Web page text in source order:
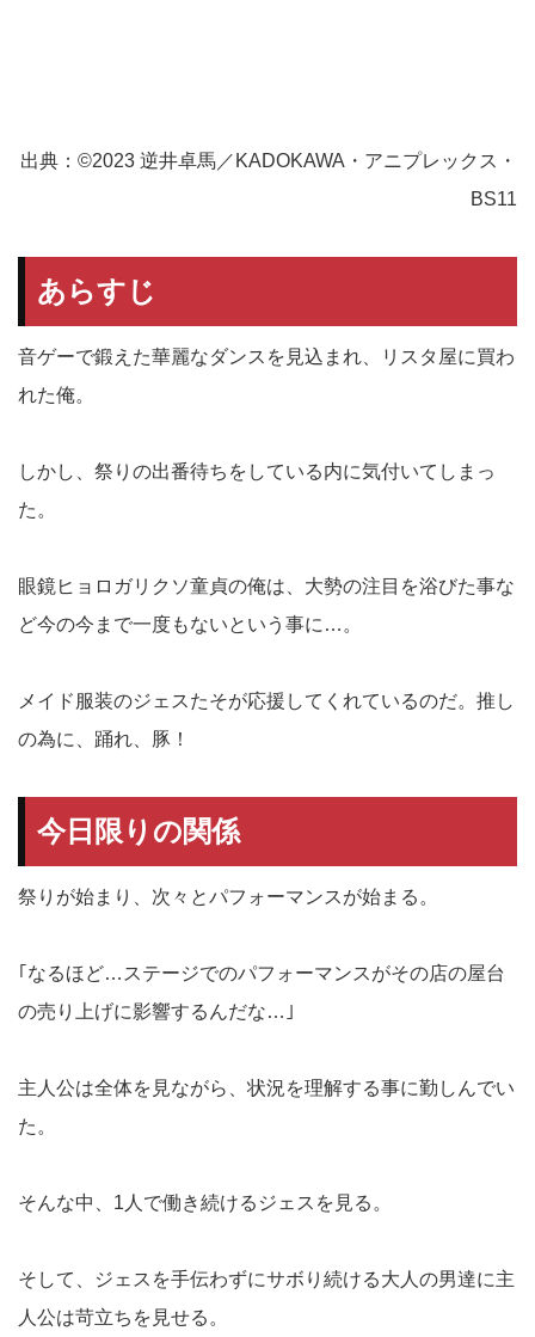
出典：©2023 逆井卓馬／KADOKAWA・アニプレックス・
BS11
あらすじ
音ゲーで鍛えた華麗なダンスを見込まれ、リスタ屋に買わ
れた俺。
しかし、祭りの出番待ちをしている内に気付いてしまっ
た。
眼鏡ヒョロガリクソ童貞の俺は、大勢の注目を浴びた事な
ど今の今まで一度もないという事に…。
メイド服装のジェスたそが応援してくれているのだ。推し
の為に、踊れ、豚！
今日限りの関係
祭りが始まり、次々とパフォーマンスが始まる。
｢なるほど…ステージでのパフォーマンスがその店の屋台
の売り上げに影響するんだな…｣
主人公は全体を見ながら、状況を理解する事に勤しんでい
た。
そんな中、1人で働き続けるジェスを見る。
そして、ジェスを手伝わずにサボり続ける大人の男達に主
人公は苛立ちを見せる。